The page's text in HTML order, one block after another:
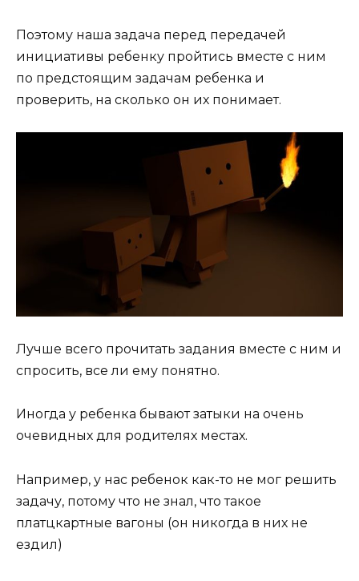
Поэтому наша задача перед передачей
инициативы ребенку пройтись вместе с ним
по предстоящим задачам ребенка и
проверить, на сколько он их понимает.
Лучше всего прочитать задания вместе с ним и
спросить, все ли ему понятно.
Иногда у ребенка бывают затыки на очень
очевидных для родителях местах.
Например, у нас ребенок как-то не мог решить
задачу, потому что не знал, что такое
платцкартные вагоны (он никогда в них не
ездил)